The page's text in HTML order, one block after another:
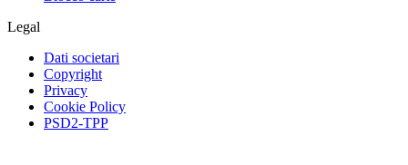
Legal
Dati societari
Copyright
Privacy
Cookie Policy
PSD2-TPP